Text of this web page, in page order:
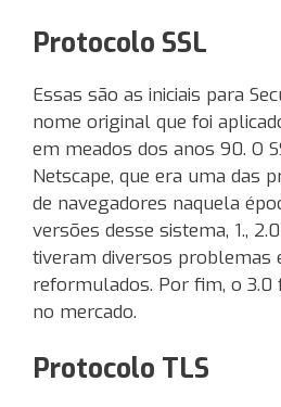
Protocolo SSL
Essas são as iniciais para
nome original que foi
em meados dos anos 90. O
Netscape, que era uma das
de navegadores naquela
versões desse sistema, 1.,
tiveram diversos problemas
reformulados. Por fim, o 3.0
no mercado.
Protocolo TLS